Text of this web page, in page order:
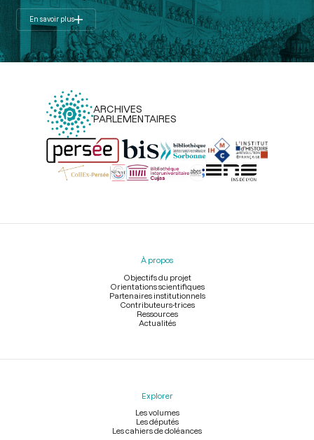
En savoir plus
ARCHIVES
PARLEMENTAIRES
Menu
À propos
Objectifs du projet
Orientations scientifiques
Partenaires institutionnels
Contributeurs-trices
Ressources
Actualités
Explorer
Les volumes
Les députés
Les cahiers de doléances